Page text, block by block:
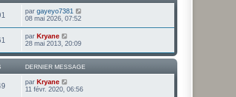
par gayeyo7381
08 mai 2026, 07:52
par Kryane
28 mai 2013, 20:09
DERNIER MESSAGE
par Kryane
11 févr. 2020, 06:56